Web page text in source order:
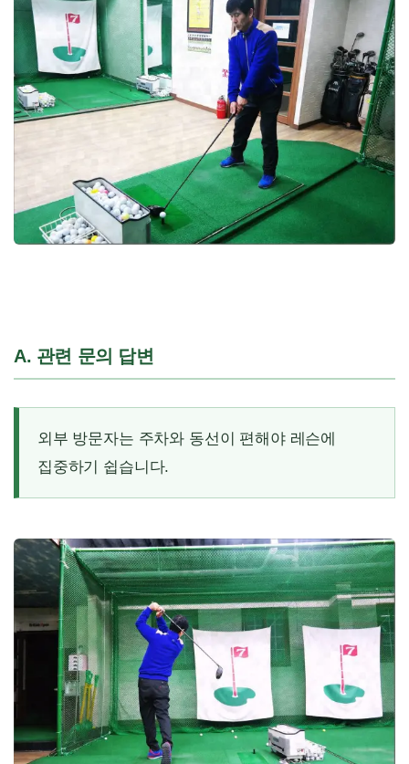
A. 관련 문의 답변
외부 방문자는 주차와 동선이 편해야 레슨에
집중하기 쉽습니다.